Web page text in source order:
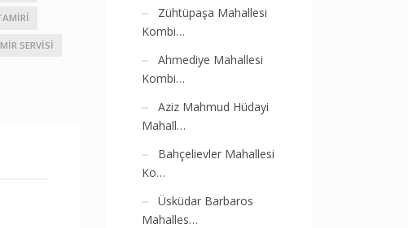
SERVISI
Zühtüpaşa Mahallesi
Kombi…
Ahmediye Mahallesi
Kombi…
Aziz Mahmud Hüdayi
Mahall…
Bahçelievler Mahallesi
Ko…
Üsküdar Barbaros
Mahalles…